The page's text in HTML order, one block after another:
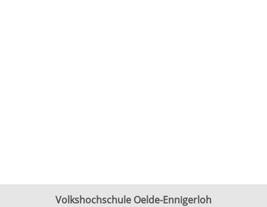
Volkshochschule Oelde-Ennigerloh